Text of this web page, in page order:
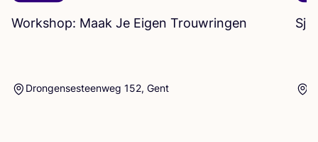
Workshop: Maak Je Eigen Trouwringen
Drongensesteenweg 152, Gent